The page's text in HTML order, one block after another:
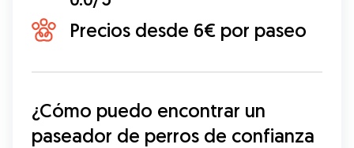
Precios desde 6€ por paseo
¿Cómo puedo encontrar un
paseador de perros de confianza